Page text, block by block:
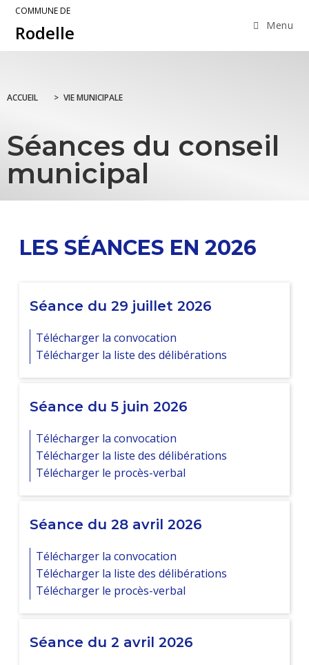
COMMUNE DE
Rodelle Menu
ACCUEIL > VIE MUNICIPALE
Séances du conseil
municipal
LES SÉANCES EN 2026
Séance du 29 juillet 2026
Télécharger la convocation
Télécharger la liste des délibérations
Séance du 5 juin 2026
Télécharger la convocation
Télécharger la liste des délibérations
Télécharger le procès-verbal
Séance du 28 avril 2026
Télécharger la convocation
Télécharger la liste des délibérations
Télécharger le procès-verbal
Séance du 2 avril 2026